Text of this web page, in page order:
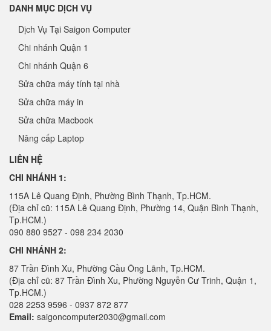
DANH MỤC DỊCH VỤ
Dịch Vụ Tại Saigon Computer
Chi nhánh Quận 1
Chi nhánh Quận 6
Sửa chữa máy tính tại nhà
Sửa chữa máy in
Sửa chữa Macbook
Nâng cấp Laptop
LIÊN HỆ
CHI NHÁNH 1:
115A Lê Quang Định, Phường Bình Thạnh, Tp.HCM.
(Địa chỉ cũ: 115A Lê Quang Định, Phường 14, Quận Bình Thạnh,
Tp.HCM.)
090 880 9527 - 098 234 2030
CHI NHÁNH 2:
87 Trần Đình Xu, Phường Cầu Ông Lãnh, Tp.HCM.
(Địa chỉ cũ: 87 Trần Đình Xu, Phường Nguyễn Cư Trinh, Quận 1,
Tp.HCM.)
028 2253 9596 - 0937 872 877
Email: saigoncomputer2030@gmail.com